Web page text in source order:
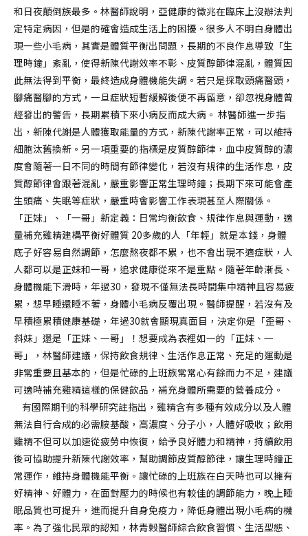
和日夜顛倒族最多。林醫師說明，亞健康的徵兆在臨床上沒辦法判
定特定病因，但是的確會造成生活上的困擾。很多人不明白身體出
現一些小毛病，其實是體質平衡出問題，長期的不良作息導致「生
理時鐘」紊亂，使得新陳代謝效率不彰、皮質醇節律混亂，體質因
此無法得到平衡，最終造成身體機能失調。若只是採取頭痛醫頭，
腳痛醫腳的方式，一旦症狀短暫緩解後便不再留意，卻忽視身體曾
經發出的警告，長期累積下來小病反而成大病。 林醫師進一步指
出，新陳代謝是人體獲取能量的方式，新陳代謝率正常，可以維持
細胞汰舊換新。另一項重要的指標是皮質醇節律，血中皮質醇的濃
度會隨著一日不同的時間有節律變化，若沒有規律的生活作息，皮
質醇節律會跟著混亂，嚴重影響正常生理時鐘；長期下來可能會產
生頭痛、失眠等症狀，嚴重時會影響工作表現甚至人際關係。
「正妹」、「一哥」新定義：日常均衡飲食、規律作息與運動，適
量補充雞精建構平衡好體質 20多歲的人「年輕」就是本錢，身體
底子好容易自然調節，怎麼熬夜都不累，也不會出現不適症狀，人
人都可以是正妹和一哥，追求健康從來不是重點。隨著年齡漸長、
身體機能下滑時，年過30，發現不僅無法長時間集中精神且容易疲
累，想早睡還睡不著，身體小毛病反覆出現。醫師提醒，若沒有及
早積極累積健康基礎，年過30就會顯現真面目，決定你是「歪哥、
斜妹」還是「正妹、一哥」！想要成為表裡如一的「正妹、一
哥」，林醫師建議，保持飲食規律、生活作息正常、充足的運動是
非常重要且基本的，但是忙碌的上班族常常心有餘而力不足，建議
可適時補充雞精這樣的保健飲品，補充身體所需要的營養成分。
有國際期刊的科學研究註指出，雞精含有多種有效成分以及人體
無法自行合成的必需胺基酸，高濃度、分子小，人體好吸收；飲用
雞精不但可以加速從疲勞中恢復，給予良好體力和精神，持續飲用
後可協助提升新陳代謝效率，幫助調節皮質醇節律，讓生理時鐘正
常運作，維持身體機能平衡。讓忙碌的上班族在白天時也可以擁有
好精神、好體力，在面對壓力的時候也有較佳的調節能力，晚上睡
眠品質也可提升，進而提升自身免疫力，降低身體出現小毛病的機
率。為了強化民眾的認知，林青榖醫師綜合飲食習慣、生活型態、